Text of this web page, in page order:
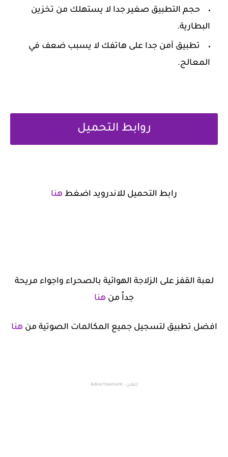
‏حجم التطبيق صغير جدا لا يستهلك من تخزين
البطارية.
‏تطبيق آمن جدا على هاتفك لا يسبب ضعف في
المعالج.
روابط التحميل
رابط التحميل للاندرويد اضغط هنا
لعبة القفز على الزلاجة الهوائية بالصحراء واجواء مريحة
جداً من هنا
افضل تطبيق لتسجيل جميع المكالمات الصوتية من هنا
إعلان - Advertisement